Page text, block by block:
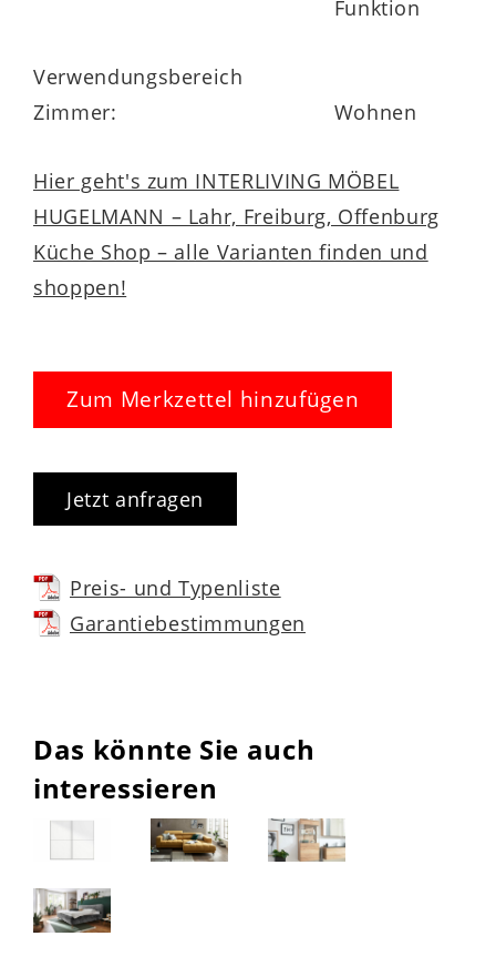
Funktion
Verwendungsbereich
Zimmer:
Wohnen
Hier geht's zum INTERLIVING MÖBEL
HUGELMANN – Lahr, Freiburg, Offenburg
Küche Shop – alle Varianten finden und
shoppen!
Zum Merkzettel hinzufügen
Jetzt anfragen
Preis- und Typenliste
Garantiebestimmungen
Das könnte Sie auch
interessieren